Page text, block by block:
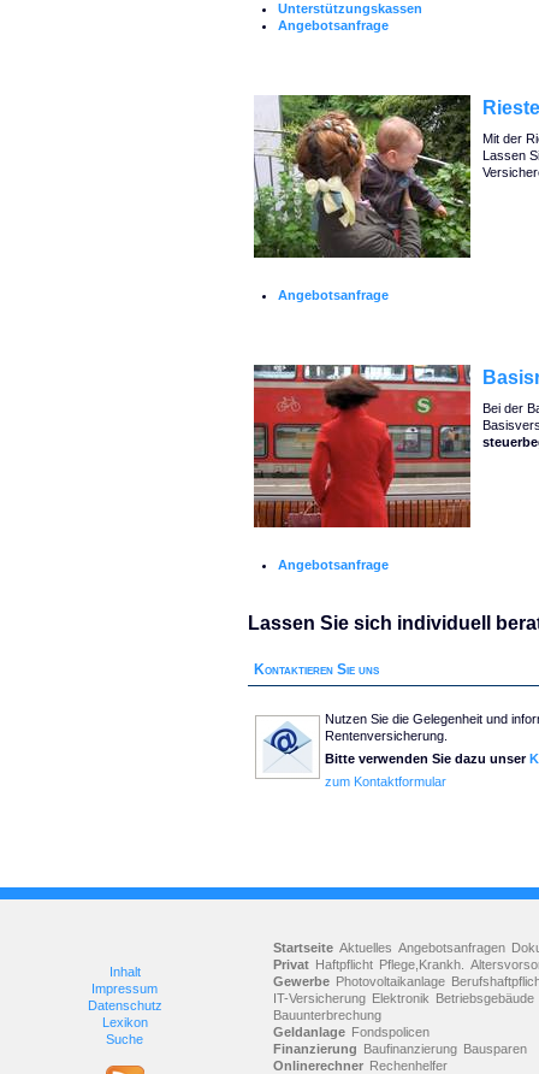
Unterstützungskassen
Angebotsanfrage
Mit der
Lassen
Angebotsanfrage
Bei der
Angebotsanfrage
Lassen Sie sich individuell
Kontaktieren Sie uns
Nutzen Sie die Gelegenheit und
Rentenversicherung.
Bitte verwenden Sie dazu unser
zum Kontaktformular
Inhalt
Impressum
Datenschutz
Lexikon
Suche
Startseite Aktuelles Angebotsanfragen
Privat Haftpflicht Pflege,Krankh.
Gewerbe Photovoltaikanlage
IT-Versicherung Elektronik Betriebsgebäude
Bauunterbrechung
Geldanlage Fondspolicen
Finanzierung Baufinanzierung Bausparen
Onlinerechner Rechenhelfer